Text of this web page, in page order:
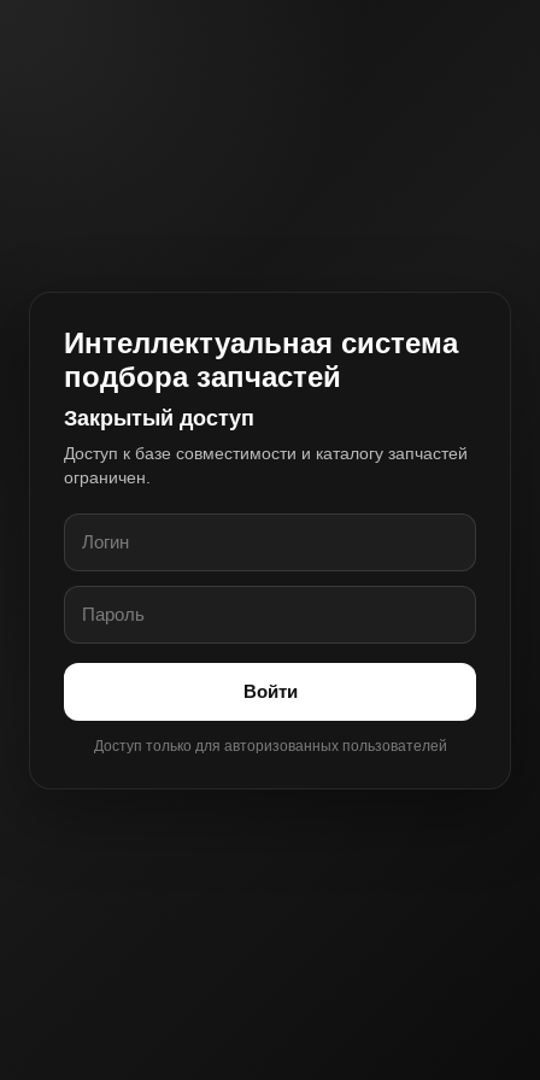
Интеллектуальная система
подбора запчастей
Закрытый доступ
Доступ к базе совместимости и каталогу запчастей
ограничен.
Войти
Доступ только для авторизованных пользователей